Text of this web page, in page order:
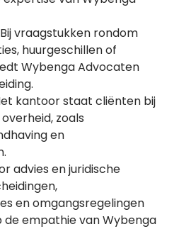
Bij vraagstukken rondom
huurgeschillen of
Wybenga Advocaten
kantoor staat cliënten bij
zoals
en
advies en juridische
en omgangsregelingen
de empathie van Wybenga